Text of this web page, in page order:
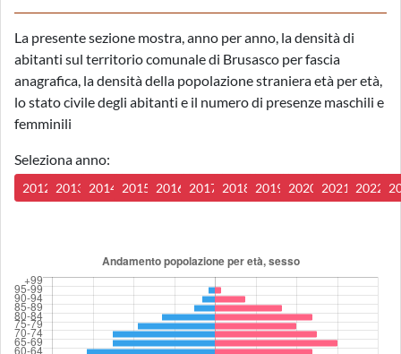
La presente sezione mostra, anno per anno, la densità di
abitanti sul territorio comunale di Brusasco per fascia
anagrafica, la densità della popolazione straniera età per età,
lo stato civile degli abitanti e il numero di presenze maschili e
femminili
Seleziona anno:
2012 2013 2014 2015 2016 2017 2018 2019 2020 2021 2022